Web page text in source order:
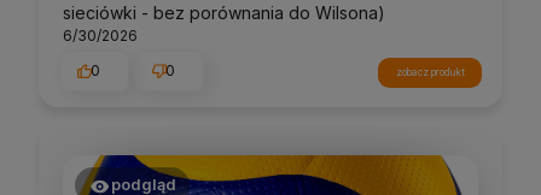
sieciówki - bez porównania do Wilsona)
6/30/2026
0
0 zobacz produkt
podgląd